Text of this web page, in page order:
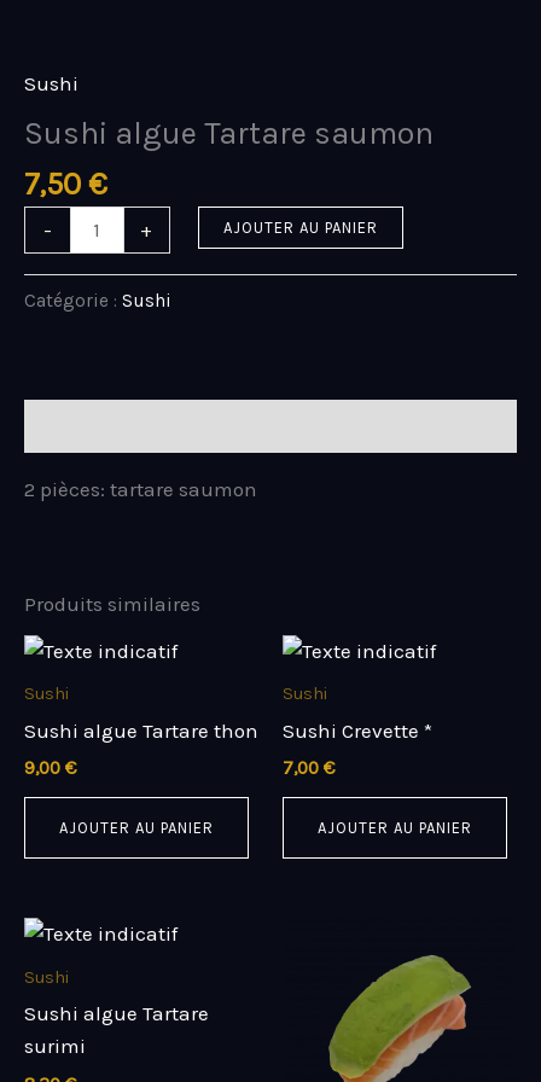
contenu
Sushi
Sushi algue Tartare saumon
7,50 €
-
Sushi
Tartare
saumon
+ AJOUTER AU PANIER
Catégorie : Sushi
2 pièces: tartare saumon
Produits similaires
Sushi
Sushi algue Tartare thon
9,00 €
AJOUTER AU PANIER
Sushi
Sushi Crevette *
7,00 €
AJOUTER AU PANIER
Sushi
Sushi algue Tartare
surimi